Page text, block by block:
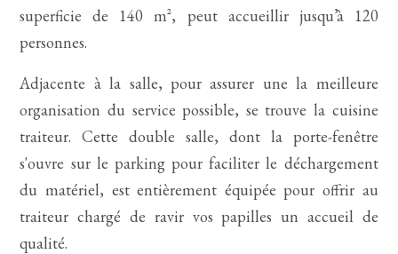
superficie de 140 m², peut accueillir jusqu’à 120
personnes.
Adjacente à la salle, pour assurer une la meilleure
organisation du service possible, se trouve la cuisine
traiteur. Cette double salle, dont la porte-fenêtre
s'ouvre sur le parking pour faciliter le déchargement
du matériel, est entièrement équipée pour offrir au
traiteur chargé de ravir vos papilles un accueil de
qualité.